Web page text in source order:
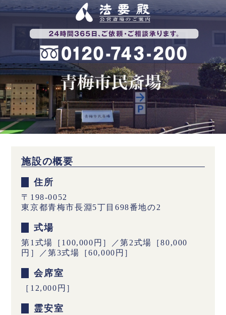
施設の概要
住所
〒198-0052
東京都青梅市長淵5丁目698番地の2
式場
第1式場［100,000円］／第2式場［80,000
円］／第3式場［60,000円］
会席室
［12,000円］
霊安室